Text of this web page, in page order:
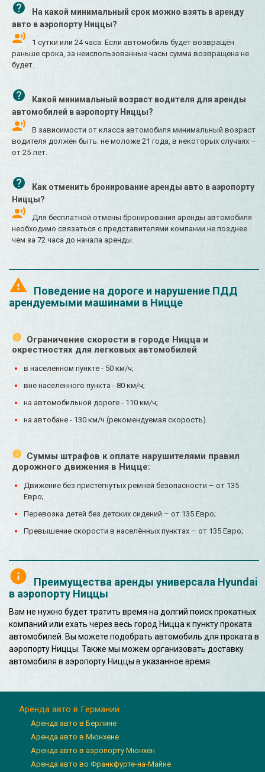
На какой минимальный срок можно взять в аренду
авто в аэропорту Ниццы?
1 сутки или 24 часа. Если автомобиль будет возвращён
раньше срока, за неиспользованные часы сумма возвращена не
будет.
Какой минимальный возраст водителя для аренды
автомобилей в аэропорту Ниццы?
В зависимости от класса автомобиля минимальный возраст
водителя должен быть: не моложе 21 года, в некоторых случаях –
от 25 лет.
Как отменить бронирование аренды авто в аэропорту
Ниццы?
Для бесплатной отмены бронирования аренды автомобиля
необходимо связаться с представителями компании не позднее
чем за 72 часа до начала аренды.
Поведение на дороге и нарушение ПДД
арендуемыми машинами в Ницце
Ограничение скорости в городе Ницца и
окрестностях для легковых автомобилей
в населенном пункте - 50 км/ч;
вне населенного пункта - 80 км/ч;
на автомобильной дороге - 110 км/ч;
на автобане - 130 км/ч (рекомендуемая скорость).
Суммы штрафов к оплате нарушителями правил
дорожного движения в Ницце:
Движение без пристёгнутых ремней безопасности – от 135
Евро;
Перевозка детей без детских сидений – от 135 Евро;
Превышение скорости в населённых пунктах – от 135 Евро;
Преимущества аренды универсала Hyundai
в аэропорту Ниццы
Вам не нужно будет тратить время на долгий поиск прокатных
компаний или ехать через весь город Ницца к пункту проката
автомобилей. Вы можете подобрать автомобиль для проката в
аэропорту Ниццы. Также мы можем организовать доставку
автомобиля в аэропорту Ниццы в указанное время.
Аренда авто в Германии
Аренда авто в Берлине
Аренда авто в Мюнхене
Аренда авто в аэропорту Мюнхен
Аренда авто во Франкфурте-на-Майне